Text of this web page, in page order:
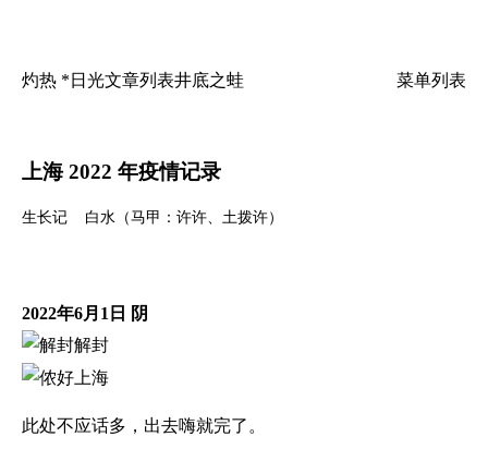
灼热 *日光文章列表井底之蛙 菜单列表
上海 2022 年疫情记录
生长记 白水（马甲：许许、土拨许）
2022年6月1日 阴
此处不应话多，出去嗨就完了。